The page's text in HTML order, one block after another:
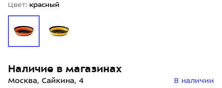
Цвет: красный
Наличие в магазинах
Москва, Сайкина, 4
В наличии